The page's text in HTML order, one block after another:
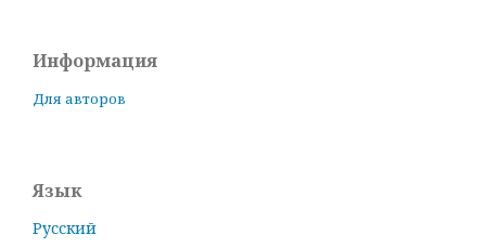
Информация
Для авторов
Язык
Русский